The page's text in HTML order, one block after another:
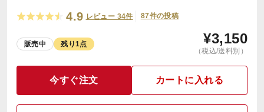
4.9 レビュー 34件 87件の投稿
販売中 残り1点 ¥3,150
（税込/送料別）
今すぐ注文 カートに入れる